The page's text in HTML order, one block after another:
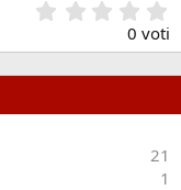
0
0
t
0 voti
21
1